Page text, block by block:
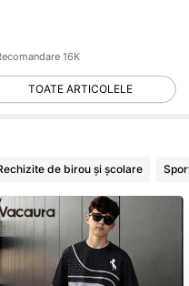
16K
TOATE ARTICOLELE
de birou și școlare